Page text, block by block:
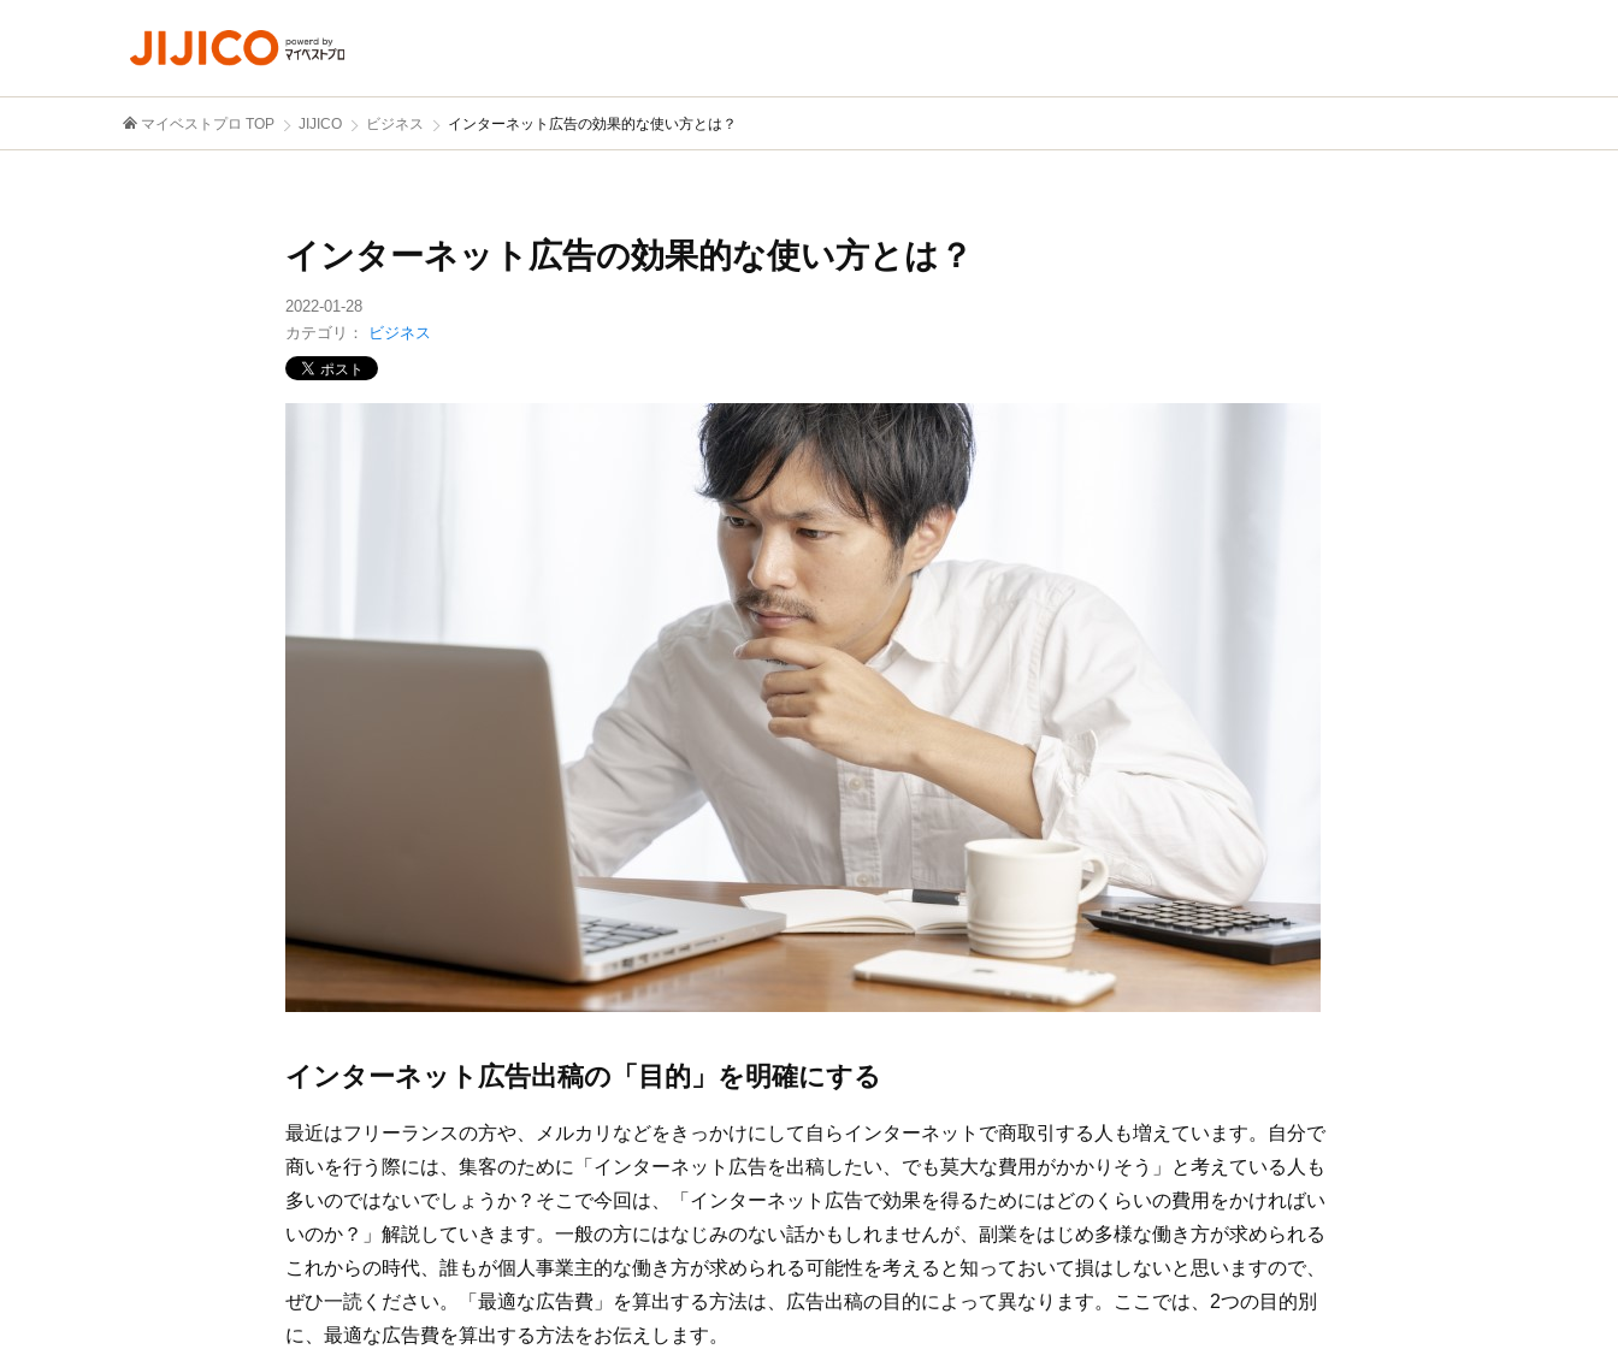
マイベストプロ TOP JIJICO ビジネス インターネット広告の効果的な使い方とは？
インターネット広告の効果的な使い方とは？
2022-01-28
カテゴリ：
ビジネス
インターネット広告出稿の「目的」を明確にする
最近はフリーランスの方や、メルカリなどをきっかけにして自らインターネットで商取引する人も増えています。自分で
商いを行う際には、集客のために「インターネット広告を出稿したい、でも莫大な費用がかかりそう」と考えている人も
多いのではないでしょうか？そこで今回は、「インターネット広告で効果を得るためにはどのくらいの費用をかければい
いのか？」解説していきます。一般の方にはなじみのない話かもしれませんが、副業をはじめ多様な働き方が求められる
これからの時代、誰もが個人事業主的な働き方が求められる可能性を考えると知っておいて損はしないと思いますので、
ぜひ一読ください。「最適な広告費」を算出する方法は、広告出稿の目的によって異なります。ここでは、2つの目的別
に、最適な広告費を算出する方法をお伝えします。